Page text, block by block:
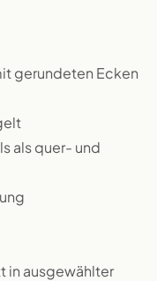
gerundeten Ecken
als quer- und
in ausgewählter